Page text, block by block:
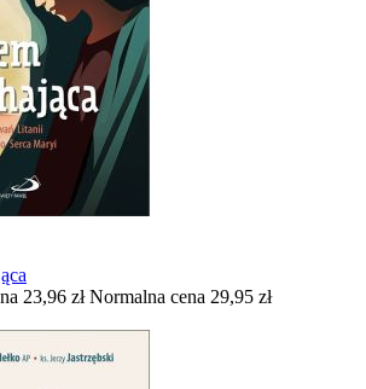
23,96 zł Normalna cena 29,95 zł